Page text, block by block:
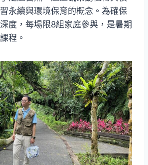
永續與環境保育的概念。為確保
度，每場限8組家庭參與，是暑期
程。